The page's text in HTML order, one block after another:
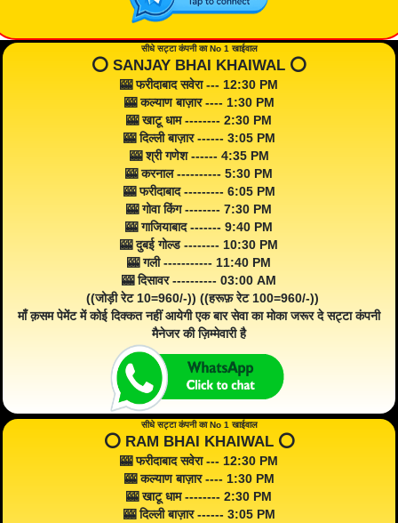
सीधे सट्टा कंपनी का No 1 खाईवाल
⭕️ SANJAY BHAI KHAIWAL ⭕️
🎰 फरीदाबाद सवेरा --- 12:30 PM
🎰 कल्याण बाज़ार ---- 1:30 PM
🎰 खाटू धाम -------- 2:30 PM
🎰 दिल्ली बाज़ार ------ 3:05 PM
🎰 श्री गणेश ------ 4:35 PM
🎰 करनाल ---------- 5:30 PM
🎰 फरीदाबाद --------- 6:05 PM
🎰 गोवा किंग -------- 7:30 PM
🎰 गाजियाबाद ------- 9:40 PM
🎰 दुबई गोल्ड -------- 10:30 PM
🎰 गली ----------- 11:40 PM
🎰 दिसावर ---------- 03:00 AM
((जोड़ी रेट 10=960/-)) ((हरूफ़ रेट 100=960/-))
माँ क़सम पेमेंट में कोई दिक्कत नहीं आयेगी एक बार सेवा का मोका जरूर दे सट्टा कंपनी
मैनेजर की ज़िम्मेवारी है
सीधे सट्टा कंपनी का No 1 खाईवाल
⭕️ RAM BHAI KHAIWAL ⭕️
🎰 फरीदाबाद सवेरा --- 12:30 PM
🎰 कल्याण बाज़ार ---- 1:30 PM
🎰 खाटू धाम -------- 2:30 PM
🎰 दिल्ली बाज़ार ------ 3:05 PM